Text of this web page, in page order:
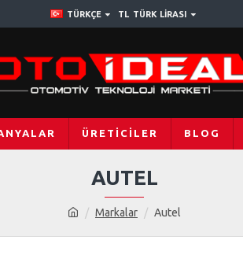
TÜRKÇE TL TÜRK LIRASI
ÜRETICILER BLOG
Markalar Autel
AUTEL